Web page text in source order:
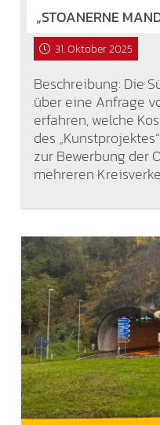
„STOANERNE
31. Oktober 2025
Beschreibung: Die
über eine Anfrage
erfahren, welche
des
zur Bewerbung der
mehreren